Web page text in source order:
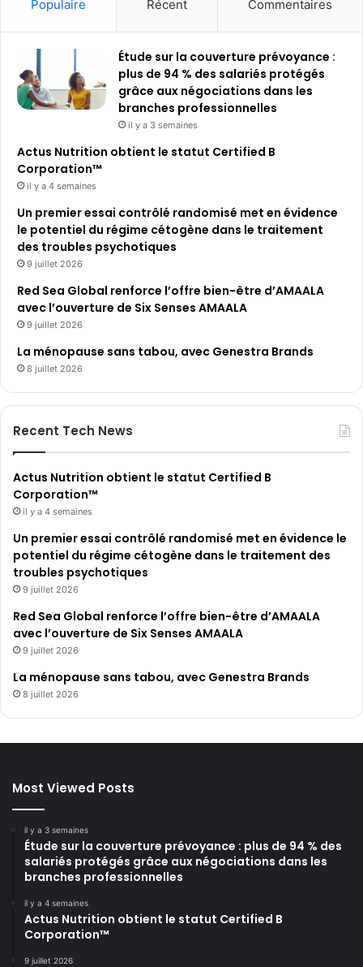
Populaire Récent Commentaires
Étude sur la couverture prévoyance :
plus de 94 % des salariés protégés
grâce aux négociations dans les
branches professionnelles
il y a 3 semaines
Actus Nutrition obtient le statut Certified B
Corporation™
il y a 4 semaines
Un premier essai contrôlé randomisé met en évidence
le potentiel du régime cétogène dans le traitement
des troubles psychotiques
9 juillet 2026
Red Sea Global renforce l’offre bien-être d’AMAALA
avec l’ouverture de Six Senses AMAALA
9 juillet 2026
La ménopause sans tabou, avec Genestra Brands
8 juillet 2026
Recent Tech News
Actus Nutrition obtient le statut Certified B
Corporation™
il y a 4 semaines
Un premier essai contrôlé randomisé met en évidence le
potentiel du régime cétogène dans le traitement des
troubles psychotiques
9 juillet 2026
Red Sea Global renforce l’offre bien-être d’AMAALA
avec l’ouverture de Six Senses AMAALA
9 juillet 2026
La ménopause sans tabou, avec Genestra Brands
8 juillet 2026
Most Viewed Posts
il y a 3 semaines
Étude sur la couverture prévoyance : plus de 94 % des
salariés protégés grâce aux négociations dans les
branches professionnelles
il y a 4 semaines
Actus Nutrition obtient le statut Certified B
Corporation™
9 juillet 2026